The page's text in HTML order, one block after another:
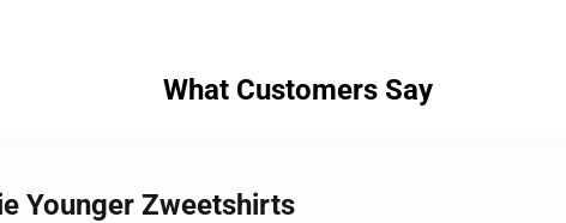
What Customers Say
Younger Zweetshirts